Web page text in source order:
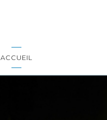
ACCUEIL